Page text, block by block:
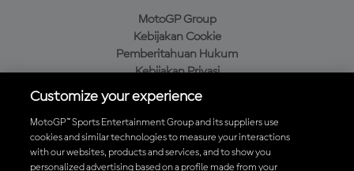
MotoGP Group
Kebijakan Cookie
Pemberitahuan Hukum
Kebijakan Privasi
Kebijakan Pembelian
Unduh Aplikasi Resmi MotoGP™
Customize your experience
MotoGP™ Sports Entertainment Group and its suppliers use
cookies and similar technologies to measure your interactions
with our websites, products and services, and to show you
personalized advertising based on a profile made from your